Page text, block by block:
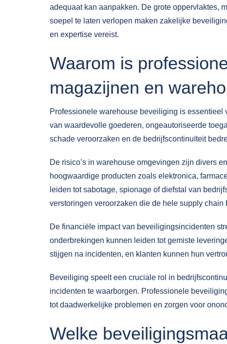
adequaat kan aanpakken. De grote oppervlaktes,
soepel te laten verlopen maken zakelijke
en expertise vereist.
Waarom is
magazijnen en
Professionele warehouse beveiliging is essentieel
van waardevolle goederen, ongeautoriseerde
schade veroorzaken en de bedrijfscontinuïteit
De risico’s in warehouse omgevingen zijn divers
hoogwaardige producten zoals elektronica,
leiden tot sabotage, spionage of diefstal van
verstoringen veroorzaken die de hele supply chain
De financiële impact van beveiligingsincidenten
onderbrekingen kunnen leiden tot gemiste
stijgen na incidenten, en klanten kunnen hun
Beveiliging speelt een cruciale rol in
incidenten te waarborgen. Professionele
tot daadwerkelijke problemen en zorgen voor
Welke